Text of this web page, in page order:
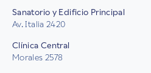
Sanatorio y Edificio Principal
Av. Italia 2420
Clínica Central
Morales 2578